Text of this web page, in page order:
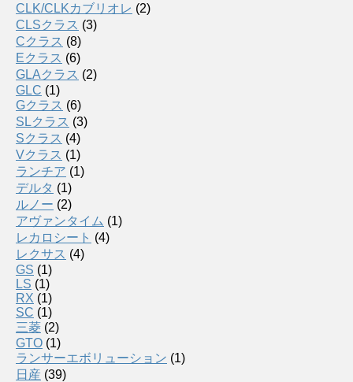
CLK/CLKカブリオレ (2)
CLSクラス (3)
Cクラス (8)
Eクラス (6)
GLAクラス (2)
GLC (1)
Gクラス (6)
SLクラス (3)
Sクラス (4)
Vクラス (1)
ランチア (1)
デルタ (1)
ルノー (2)
アヴァンタイム (1)
レカロシート (4)
レクサス (4)
GS (1)
LS (1)
RX (1)
SC (1)
三菱 (2)
GTO (1)
ランサーエボリューション (1)
日産 (39)